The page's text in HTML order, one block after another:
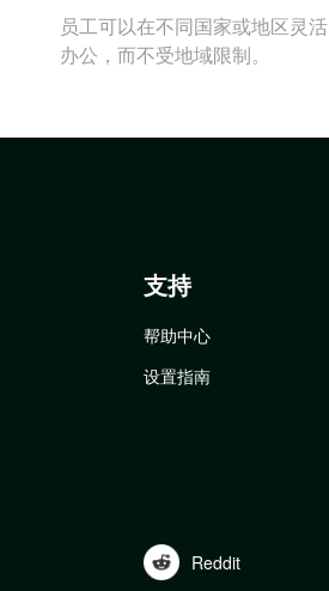
员工可以在不同国家或地区灵活
办公，而不受地域限制。
支持
帮助中心
设置指南
Reddit